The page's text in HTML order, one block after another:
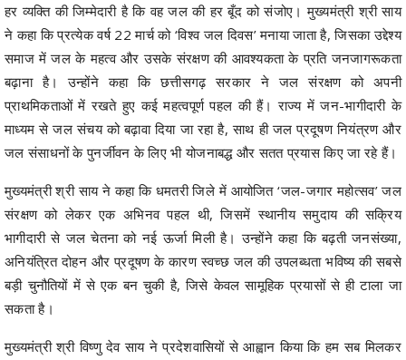
हर व्यक्ति की जिम्मेदारी है कि वह जल की हर बूँद को संजोए। मुख्यमंत्री श्री साय
ने कहा कि प्रत्येक वर्ष 22 मार्च को ‘विश्व जल दिवस’ मनाया जाता है, जिसका उद्देश्य
समाज में जल के महत्व और उसके संरक्षण की आवश्यकता के प्रति जनजागरूकता
बढ़ाना है। उन्होंने कहा कि छत्तीसगढ़ सरकार ने जल संरक्षण को अपनी
प्राथमिकताओं में रखते हुए कई महत्वपूर्ण पहल की हैं। राज्य में जन-भागीदारी के
माध्यम से जल संचय को बढ़ावा दिया जा रहा है, साथ ही जल प्रदूषण नियंत्रण और
जल संसाधनों के पुनर्जीवन के लिए भी योजनाबद्ध और सतत प्रयास किए जा रहे हैं।
मुख्यमंत्री श्री साय ने कहा कि धमतरी जिले में आयोजित ‘जल-जगार महोत्सव’ जल
संरक्षण को लेकर एक अभिनव पहल थी, जिसमें स्थानीय समुदाय की सक्रिय
भागीदारी से जल चेतना को नई ऊर्जा मिली है। उन्होंने कहा कि बढ़ती जनसंख्या,
अनियंत्रित दोहन और प्रदूषण के कारण स्वच्छ जल की उपलब्धता भविष्य की सबसे
बड़ी चुनौतियों में से एक बन चुकी है, जिसे केवल सामूहिक प्रयासों से ही टाला जा
सकता है।
मुख्यमंत्री श्री विष्णु देव साय ने प्रदेशवासियों से आह्वान किया कि हम सब मिलकर